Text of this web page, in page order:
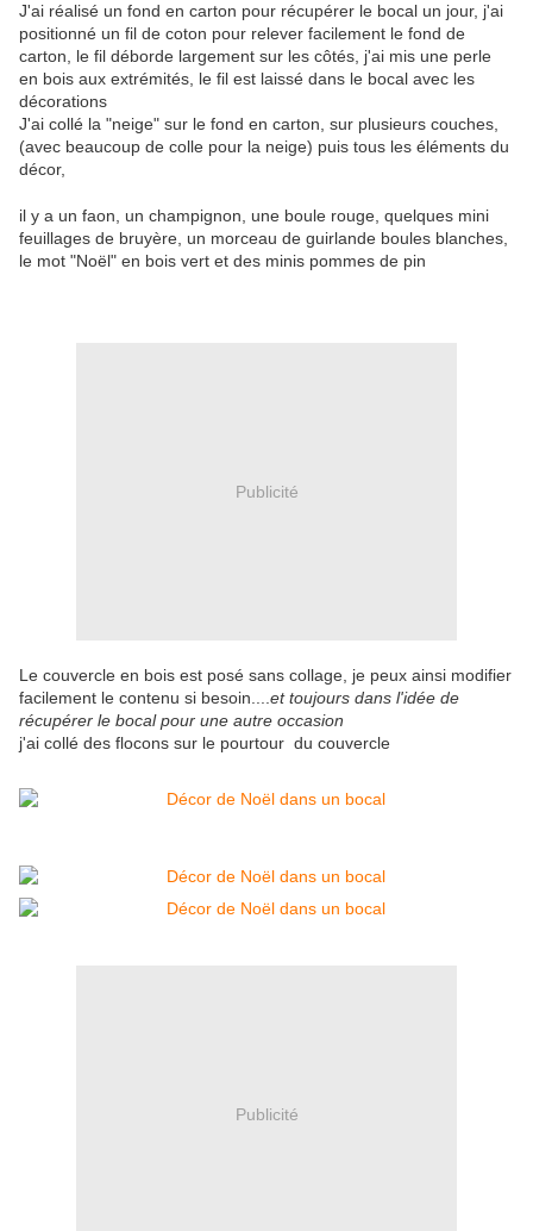
J'ai réalisé un fond en carton pour récupérer le bocal un jour, j'ai
positionné un fil de coton pour relever facilement le fond de
carton, le fil déborde largement sur les côtés, j'ai mis une perle
en bois aux extrémités, le fil est laissé dans le bocal avec les
décorations
J'ai collé la "neige" sur le fond en carton, sur plusieurs couches,
(avec beaucoup de colle pour la neige) puis tous les éléments du
décor,
il y a un faon, un champignon, une boule rouge, quelques mini
feuillages de bruyère, un morceau de guirlande boules blanches,
le mot "Noël" en bois vert et des minis pommes de pin
Publicité
Le couvercle en bois est posé sans collage, je peux ainsi modifier
facilement le contenu si besoin.... et toujours dans l'idée de
récupérer le bocal pour une autre occasion
j'ai collé des flocons sur le pourtour du couvercle
Publicité